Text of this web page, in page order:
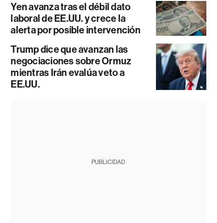
Yen avanza tras el débil dato
laboral de EE.UU. y crece la
alerta por posible intervención
Trump dice que avanzan las
negociaciones sobre Ormuz
mientras Irán evalúa veto a
EE.UU.
PUBLICIDAD